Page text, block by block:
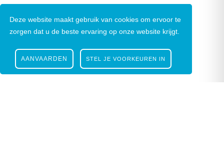
Deze website maakt gebruik van cookies om ervoor te
zorgen dat u de beste ervaring op onze website krijgt.
STEL JE VOORKEUREN IN
AANVAARDEN